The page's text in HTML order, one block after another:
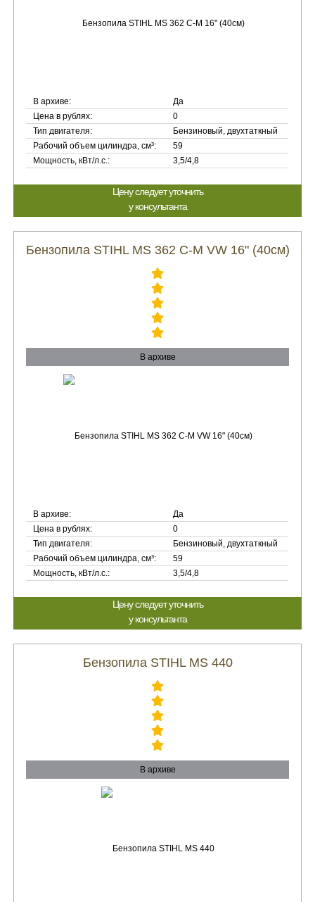
В архиве:
Да
Цена в рублях:
0
Тип двигателя:
Бензиновый, двухтаткный
Рабочий объем цилиндра, см³:
59
Мощность, кВт/л.с.:
3,5/4,8
Цену следует уточнить
у консультанта
Бензопила STIHL MS 362 C-M VW 16" (40см)
В архиве
В архиве:
Да
Цена в рублях:
0
Тип двигателя:
Бензиновый, двухтаткный
Рабочий объем цилиндра, см³:
59
Мощность, кВт/л.с.:
3,5/4,8
Цену следует уточнить
у консультанта
Бензопила STIHL MS 440
В архиве